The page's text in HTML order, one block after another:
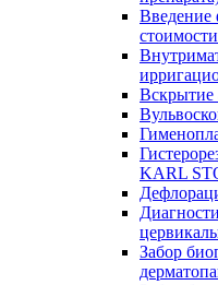
Введение
Вскрытие
KARL
Забор